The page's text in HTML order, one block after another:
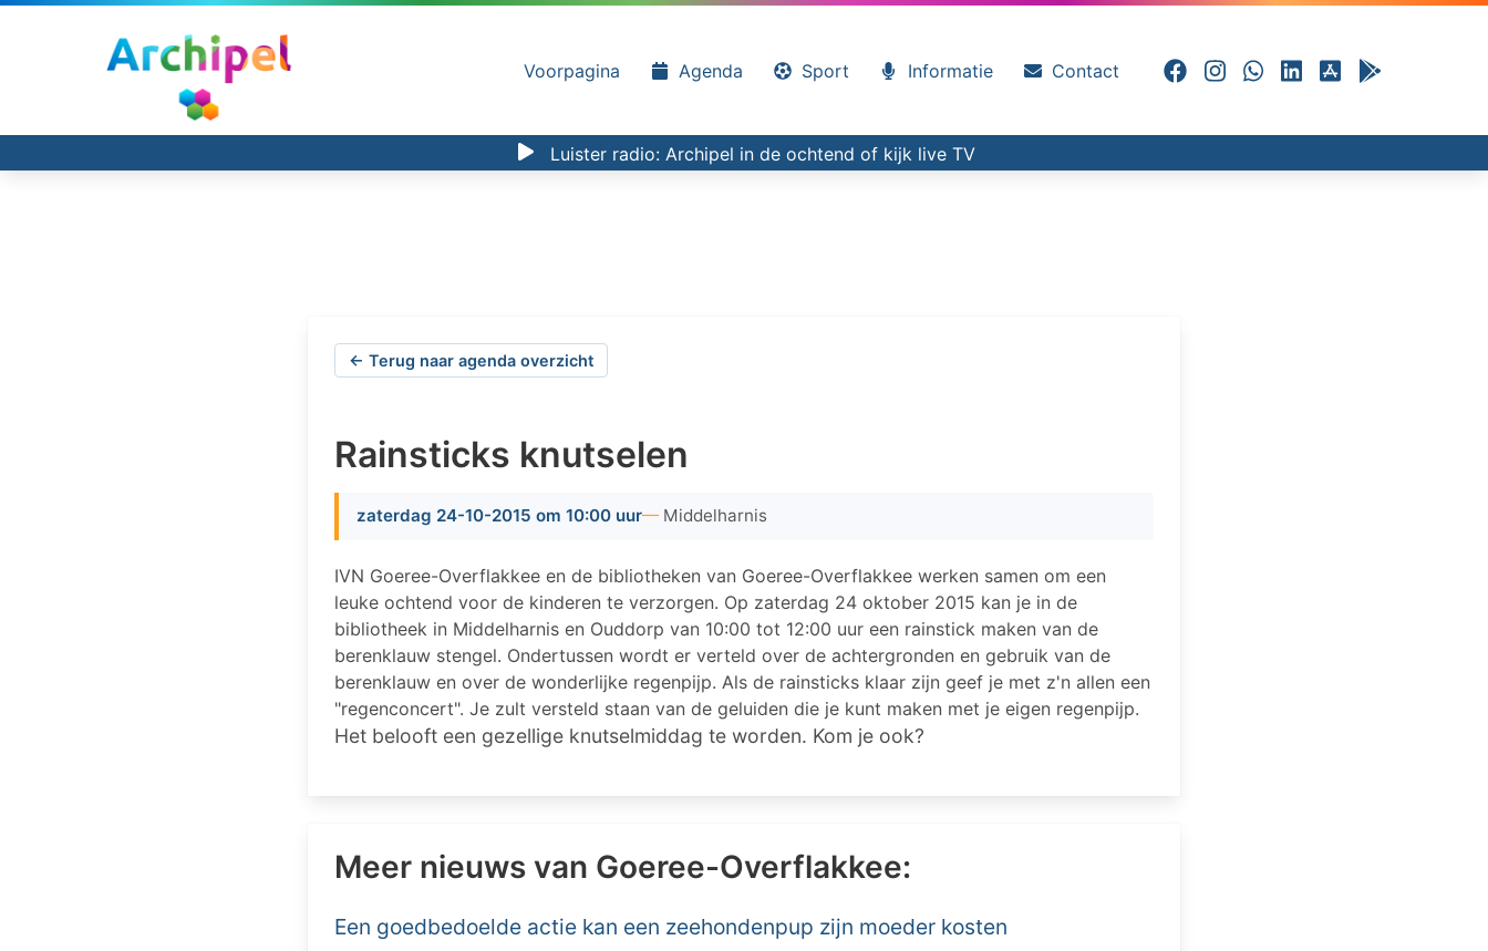
Voorpagina Agenda Sport Informatie Contact
Luister radio: Archipel in de ochtend of kijk live TV
← Terug naar agenda overzicht
Rainsticks knutselen
zaterdag 24-10-2015 om 10:00 uur Middelharnis
IVN Goeree-Overflakkee en de bibliotheken van Goeree-Overflakkee werken samen om een
leuke ochtend voor de kinderen te verzorgen. Op zaterdag 24 oktober 2015 kan je in de
bibliotheek in Middelharnis en Ouddorp van 10:00 tot 12:00 uur een rainstick maken van de
berenklauw stengel. Ondertussen wordt er verteld over de achtergronden en gebruik van de
berenklauw en over de wonderlijke regenpijp. Als de rainsticks klaar zijn geef je met z'n allen een
"regenconcert". Je zult versteld staan van de geluiden die je kunt maken met je eigen regenpijp.
Het belooft een gezellige knutselmiddag te worden. Kom je ook?
Meer nieuws van Goeree-Overflakkee:
Een goedbedoelde actie kan een zeehondenpup zijn moeder kosten